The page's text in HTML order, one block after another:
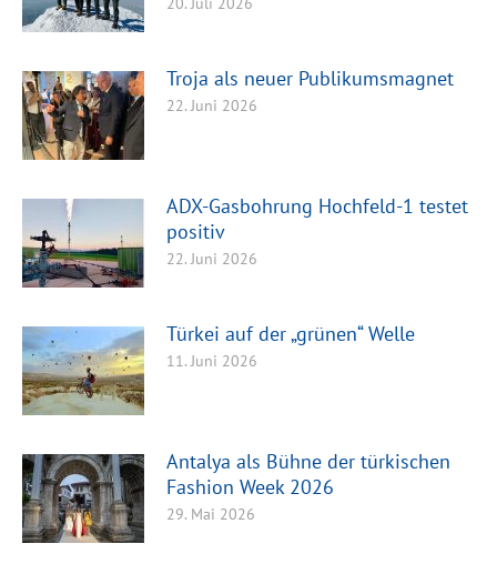
Troja als neuer Publikumsmagnet
22. Juni 2026
ADX-Gasbohrung Hochfeld-1 testet
positiv
22. Juni 2026
Türkei auf der „grünen“ Welle
11. Juni 2026
Antalya als Bühne der türkischen
Fashion Week 2026
29. Mai 2026